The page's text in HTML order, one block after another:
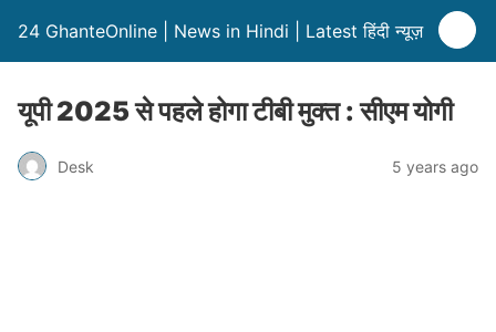
24 GhanteOnline | News in Hindi | Latest हिंदी न्यूज़
यूपी 2025 से पहले होगा टीबी मुक्‍त : सीएम योगी
Desk 5 years ago